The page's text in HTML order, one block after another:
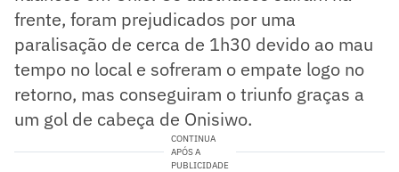
frente, foram prejudicados por uma
paralisação de cerca de 1h30 devido ao mau
tempo no local e sofreram o empate logo no
retorno, mas conseguiram o triunfo graças a
um gol de cabeça de Onisiwo.
CONTINUA
APÓS A
PUBLICIDADE